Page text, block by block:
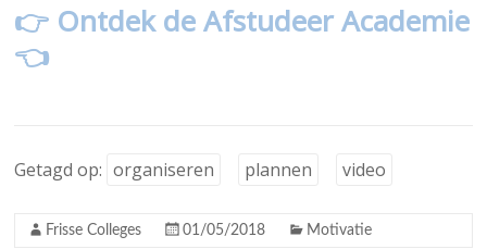
👉 Ontdek de Afstudeer Academie
👈
Getagd op: organiseren plannen video
Frisse Colleges 01/05/2018 Motivatie